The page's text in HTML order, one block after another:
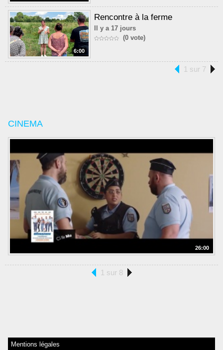
6:00
Rencontre à la ferme
Il y a 17 jours
(0 vote)
1 sur 7
CINEMA
26:00
1 sur 8
Mentions légales